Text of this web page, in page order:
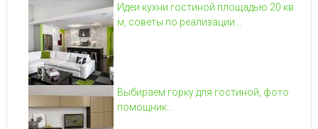
Идеи кухни гостиной площадью 20 кв
м, советы по реализации...
Выбираем горку для гостиной, фото
помощник...